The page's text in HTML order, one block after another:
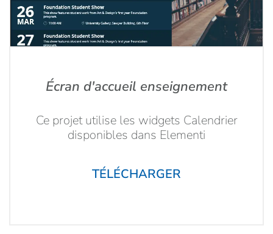
Écran d'accueil enseignement
Ce projet utilise les widgets Calendrier
disponibles dans Elementi
TÉLÉCHARGER